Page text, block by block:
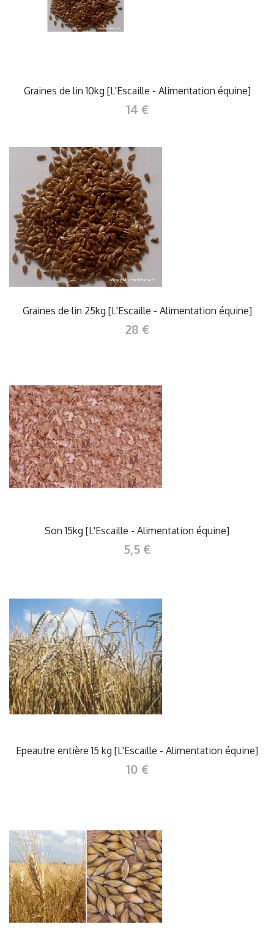
Graines de lin 10kg [L'Escaille - Alimentation équine]
14 €
Graines de lin 25kg [L'Escaille - Alimentation équine]
28 €
Son 15kg [L'Escaille - Alimentation équine]
5,5 €
Epeautre entière 15 kg [L'Escaille - Alimentation équine]
10 €